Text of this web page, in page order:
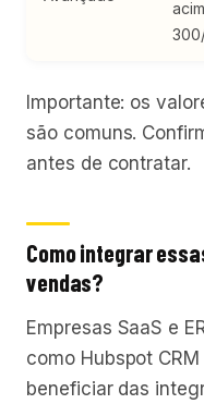
Importante: os
são comuns.
antes de contratar.
Como integrar
vendas?
Empresas SaaS e
como Hubspot
beneficiar das